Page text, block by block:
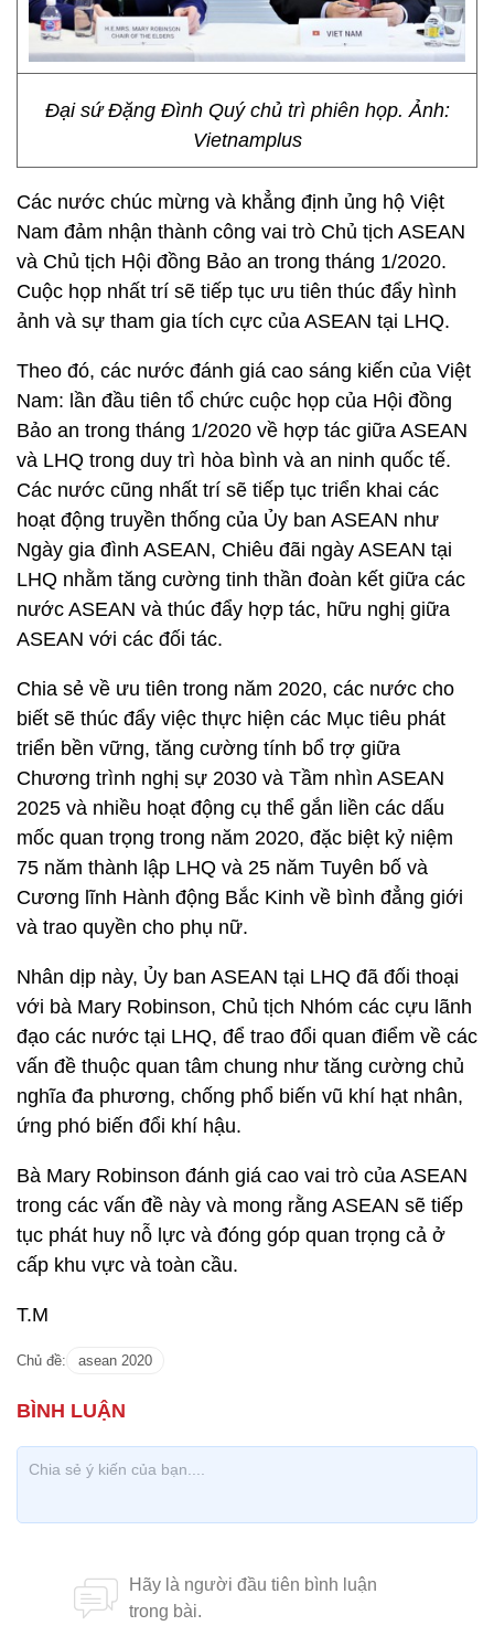
Đại sứ Đặng Đình Quý chủ trì phiên họp. Ảnh:
Vietnamplus
Các nước chúc mừng và khẳng định ủng hộ Việt
Nam đảm nhận thành công vai trò Chủ tịch ASEAN
và Chủ tịch Hội đồng Bảo an trong tháng 1/2020.
Cuộc họp nhất trí sẽ tiếp tục ưu tiên thúc đẩy hình
ảnh và sự tham gia tích cực của ASEAN tại LHQ.
Theo đó, các nước đánh giá cao sáng kiến của Việt
Nam: lần đầu tiên tổ chức cuộc họp của Hội đồng
Bảo an trong tháng 1/2020 về hợp tác giữa ASEAN
và LHQ trong duy trì hòa bình và an ninh quốc tế.
Các nước cũng nhất trí sẽ tiếp tục triển khai các
hoạt động truyền thống của Ủy ban ASEAN như
Ngày gia đình ASEAN, Chiêu đãi ngày ASEAN tại
LHQ nhằm tăng cường tinh thần đoàn kết giữa các
nước ASEAN và thúc đẩy hợp tác, hữu nghị giữa
ASEAN với các đối tác.
Chia sẻ về ưu tiên trong năm 2020, các nước cho
biết sẽ thúc đẩy việc thực hiện các Mục tiêu phát
triển bền vững, tăng cường tính bổ trợ giữa
Chương trình nghị sự 2030 và Tầm nhìn ASEAN
2025 và nhiều hoạt động cụ thể gắn liền các dấu
mốc quan trọng trong năm 2020, đặc biệt kỷ niệm
75 năm thành lập LHQ và 25 năm Tuyên bố và
Cương lĩnh Hành động Bắc Kinh về bình đẳng giới
và trao quyền cho phụ nữ.
Nhân dịp này, Ủy ban ASEAN tại LHQ đã đối thoại
với bà Mary Robinson, Chủ tịch Nhóm các cựu lãnh
đạo các nước tại LHQ, để trao đổi quan điểm về các
vấn đề thuộc quan tâm chung như tăng cường chủ
nghĩa đa phương, chống phổ biến vũ khí hạt nhân,
ứng phó biến đổi khí hậu.
Bà Mary Robinson đánh giá cao vai trò của ASEAN
trong các vấn đề này và mong rằng ASEAN sẽ tiếp
tục phát huy nỗ lực và đóng góp quan trọng cả ở
cấp khu vực và toàn cầu.
T.M
Chủ đề: asean 2020